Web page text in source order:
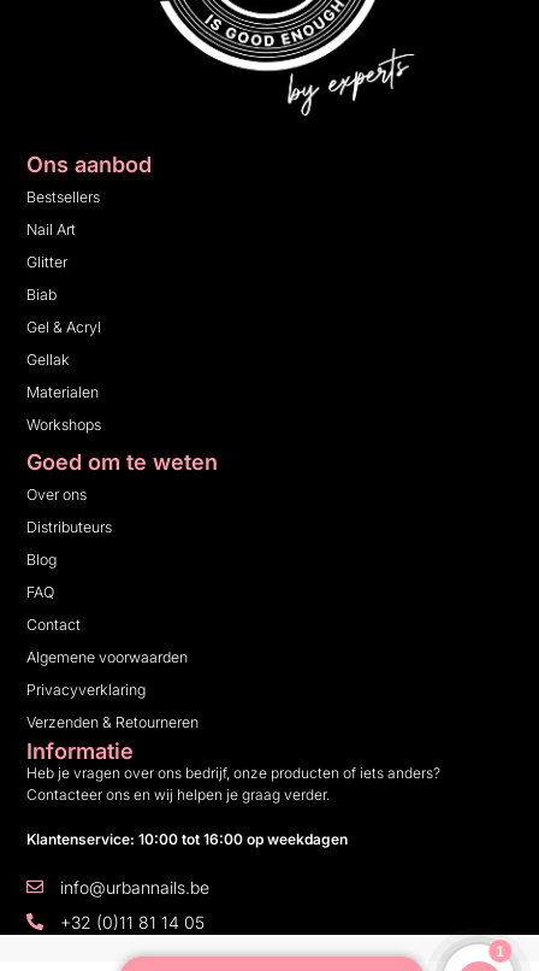
Ons aanbod
Bestsellers
Nail Art
Glitter
Biab
Gel & Acryl
Gellak
Materialen
Workshops
Goed om te weten
Over ons
Distributeurs
Blog
FAQ
Contact
Algemene voorwaarden
Privacyverklaring
Verzenden & Retourneren
Informatie
Heb je vragen over ons bedrijf, onze producten of iets anders?
Contacteer ons en wij helpen je graag verder.
Klantenservice: 10:00 tot 16:00 op weekdagen
info@urbannails.be
+32 (0)11 81 14 05